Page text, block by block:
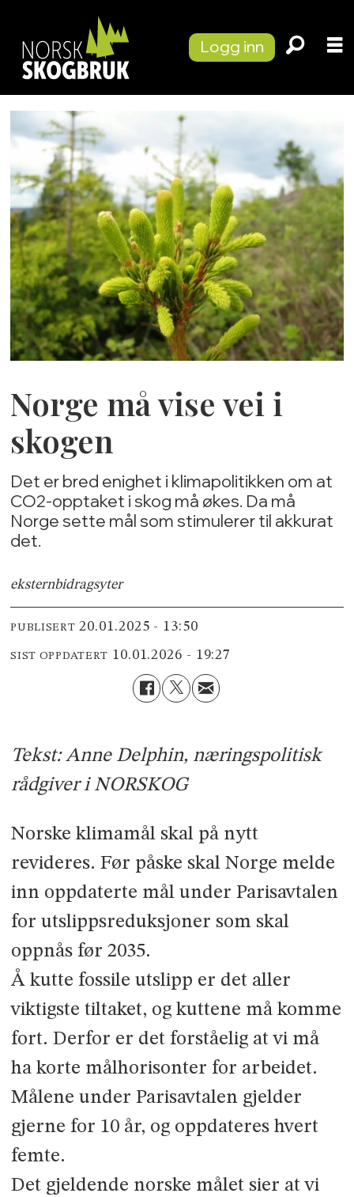
Logg inn
Norge må vise vei i
skogen
Det er bred enighet i klimapolitikken om at
CO2-opptaket i skog må økes. Da må
Norge sette mål som stimulerer til akkurat
det.
eksternbidragsyter
PUBLISERT 20.01.2025 - 13:50
SIST OPPDATERT 10.01.2026 - 19:27
Tekst: Anne Delphin, næringspolitisk
rådgiver i NORSKOG
Norske klimamål skal på nytt
revideres. Før påske skal Norge melde
inn oppdaterte mål under Parisavtalen
for utslippsreduksjoner som skal
oppnås før 2035.
Å kutte fossile utslipp er det aller
viktigste tiltaket, og kuttene må komme
fort. Derfor er det forståelig at vi må
ha korte målhorisonter for arbeidet.
Målene under Parisavtalen gjelder
gjerne for 10 år, og oppdateres hvert
femte.
Det gjeldende norske målet sier at vi